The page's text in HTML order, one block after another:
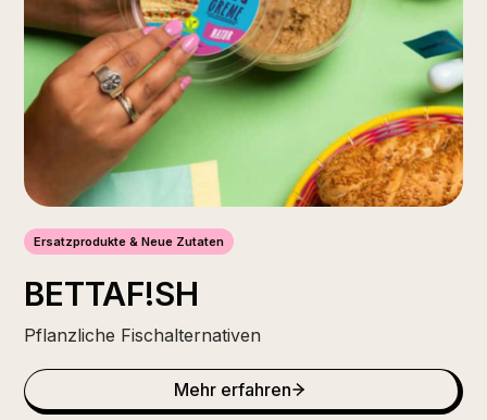
Ersatzprodukte & Neue Zutaten
BETTAF!SH
Pflanzliche Fischalternativen
Mehr erfahren